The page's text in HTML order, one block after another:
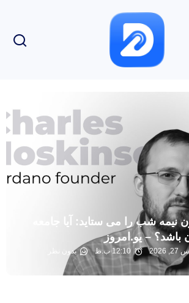
نیمه شب را می ستاید: آیا جامعه
باشد؟ – یو.امروز
2026 12:10 ب.ظ
بدون نظر